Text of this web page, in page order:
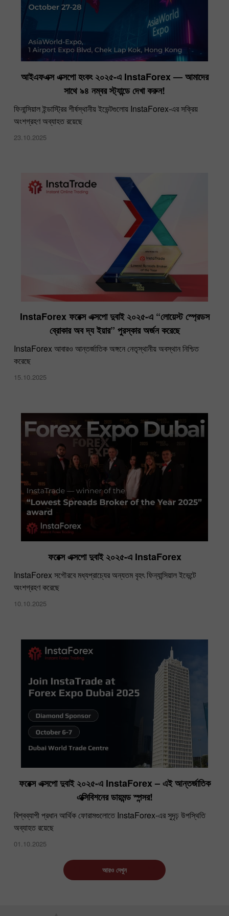
আইএফএক্স এক্সপো হংকং ২০২৫-এ InstaForex — আমাদের
সাথে ৯৪ নম্বর স্ট্যান্ডে দেখা করুন!
ফিনান্সিয়াল ইন্ডাস্ট্রির শীর্ষস্থানীয় ইভেন্টগুলোয় InstaForex-এর সক্রিয়
অংশগ্রহণ অব্যাহত রয়েছে
23.10.2025
InstaForex ফরেক্স এক্সপো দুবাই ২০২৫-এ “লোয়েস্ট স্প্রেডস
ব্রোকার অব দ্য ইয়ার​” পুরস্কার অর্জন করেছে
InstaForex আবারও আন্তর্জাতিক অঙ্গনে নেতৃস্থানীয় অবস্থান নিশ্চিত
করেছে
15.10.2025
ফরেক্স এক্সপো দুবাই ২০২৫-এ InstaForex
​InstaForex সগৌরবে মধ্যপ্রাচ্যের অন্যতম বৃহৎ ফিন্যান্সিয়াল ইভেন্টে
অংশগ্রহণ করেছে
10.10.2025
ফরেক্স এক্সপো দুবাই ২০২৫-এ InstaForex – এই আন্তর্জাতিক
এক্সিবিশনের ডায়মন্ড স্পন্সর!
বিশ্বব্যাপী প্রধান আর্থিক ফোরামগুলোতে InstaForex-এর সুদৃঢ় উপস্থিতি
অব্যাহত রয়েছে
01.10.2025
আরও দেখুন